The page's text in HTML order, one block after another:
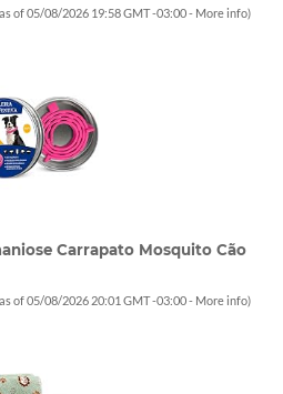
of 05/08/2026 19:58 GMT -03:00 - More info)
Carrapato Mosquito Cão
of 05/08/2026 20:01 GMT -03:00 - More info)